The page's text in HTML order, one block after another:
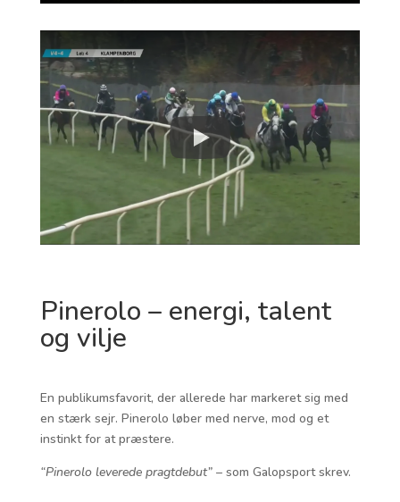
Pinerolo – energi, talent
og vilje
En publikumsfavorit, der allerede har markeret sig med
en stærk sejr. Pinerolo løber med nerve, mod og et
instinkt for at præstere.
“Pinerolo leverede pragtdebut”– som Galopsport skrev.